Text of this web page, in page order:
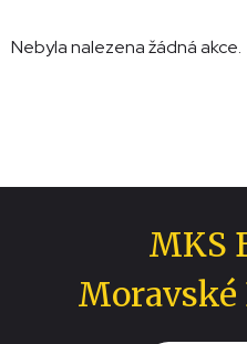
Nebyla nalezena žádná akce.
MKS
Moravské